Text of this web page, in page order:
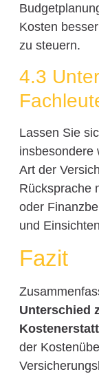
Kosten
zu steuern.
4.3
Lassen Sie
insbesondere
Art der
Rücksprache
oder
und
Fazit
Unterschied
der